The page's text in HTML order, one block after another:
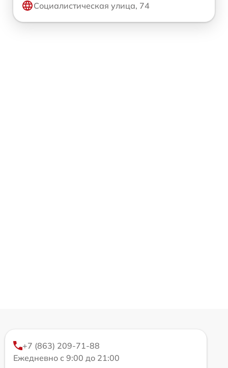
Социалистическая улица, 74
+7 (863) 209-71-88
Ежедневно с 9:00 до 21:00